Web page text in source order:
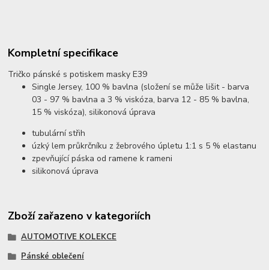
Kompletní specifikace
Tričko pánské s potiskem masky E39
Single Jersey, 100 % bavlna (složení se může lišit - barva
03 - 97 % bavlna a 3 % viskóza, barva 12 - 85 % bavlna,
15 % viskóza), silikonová úprava
tubulární střih
úzký lem průkrčníku z žebrového úpletu 1:1 s 5 % elastanu
zpevňující páska od ramene k rameni
silikonová úprava
Zboží zařazeno v kategoriích
AUTOMOTIVE KOLEKCE
Pánské oblečení